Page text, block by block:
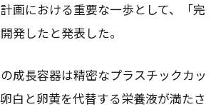
画における重要な一歩として、「完
発したと発表した。
成長容器は精密なプラスチックカッ
白と卵黄を代替する栄養液が満たさ